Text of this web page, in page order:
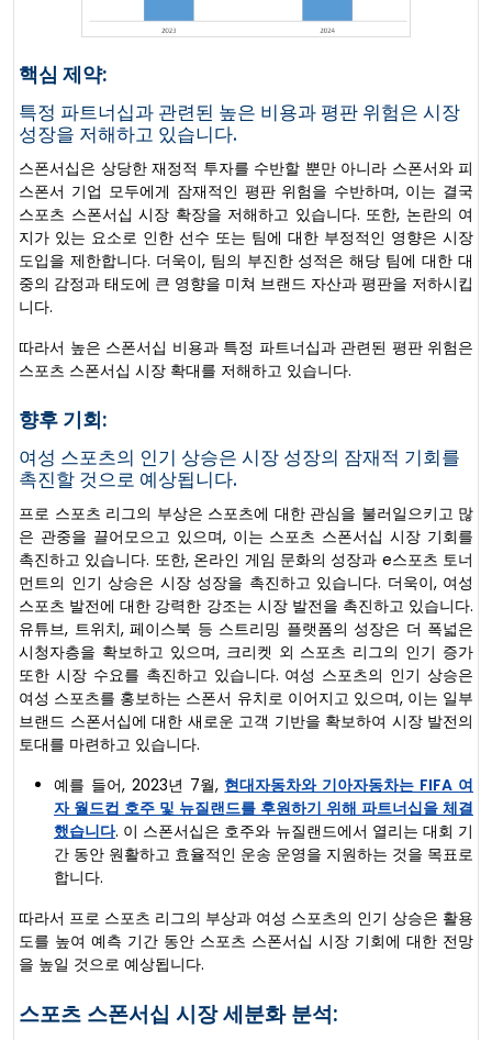
핵심 제약:
특정 파트너십과 관련된 높은 비용과 평판 위험은 시장
성장을 저해하고 있습니다.
스폰서십은 상당한 재정적 투자를 수반할 뿐만 아니라 스폰서와 피
스폰서 기업 모두에게 잠재적인 평판 위험을 수반하며, 이는 결국
스포츠 스폰서십 시장 확장을 저해하고 있습니다. 또한, 논란의 여
지가 있는 요소로 인한 선수 또는 팀에 대한 부정적인 영향은 시장
도입을 제한합니다. 더욱이, 팀의 부진한 성적은 해당 팀에 대한 대
중의 감정과 태도에 큰 영향을 미쳐 브랜드 자산과 평판을 저하시킵
니다.
따라서 높은 스폰서십 비용과 특정 파트너십과 관련된 평판 위험은
스포츠 스폰서십 시장 확대를 저해하고 있습니다.
향후 기회:
여성 스포츠의 인기 상승은 시장 성장의 잠재적 기회를
촉진할 것으로 예상됩니다.
프로 스포츠 리그의 부상은 스포츠에 대한 관심을 불러일으키고 많
은 관중을 끌어모으고 있으며, 이는 스포츠 스폰서십 시장 기회를
촉진하고 있습니다. 또한, 온라인 게임 문화의 성장과 e스포츠 토너
먼트의 인기 상승은 시장 성장을 촉진하고 있습니다. 더욱이, 여성
스포츠 발전에 대한 강력한 강조는 시장 발전을 촉진하고 있습니다.
유튜브, 트위치, 페이스북 등 스트리밍 플랫폼의 성장은 더 폭넓은
시청자층을 확보하고 있으며, 크리켓 외 스포츠 리그의 인기 증가
또한 시장 수요를 촉진하고 있습니다. 여성 스포츠의 인기 상승은
여성 스포츠를 홍보하는 스폰서 유치로 이어지고 있으며, 이는 일부
브랜드 스폰서십에 대한 새로운 고객 기반을 확보하여 시장 발전의
토대를 마련하고 있습니다.
예를 들어, 2023년 7월, 현대자동차와 기아자동차는 FIFA 여
자 월드컵 호주 및 뉴질랜드를 후원하기 위해 파트너십을 체결
했습니다. 이 스폰서십은 호주와 뉴질랜드에서 열리는 대회 기
간 동안 원활하고 효율적인 운송 운영을 지원하는 것을 목표로
합니다.
따라서 프로 스포츠 리그의 부상과 여성 스포츠의 인기 상승은 활용
도를 높여 예측 기간 동안 스포츠 스폰서십 시장 기회에 대한 전망
을 높일 것으로 예상됩니다.
스포츠 스폰서십 시장 세분화 분석: